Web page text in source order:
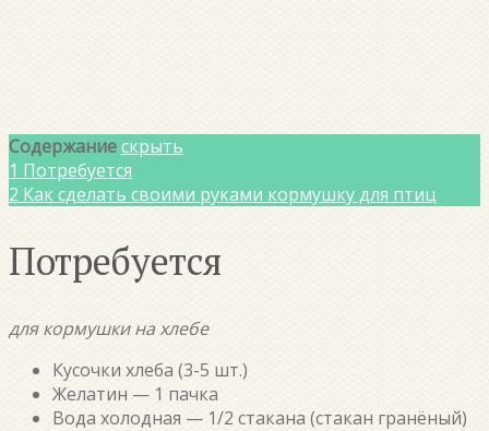
Содержаниескрыть
1 Потребуется
2 Как сделать своими руками кормушку для птиц
Потребуется
для кормушки на хлебе
Кусочки хлеба (3-5 шт.)
Желатин — 1 пачка
Вода холодная — 1/2 стакана (стакан гранёный)